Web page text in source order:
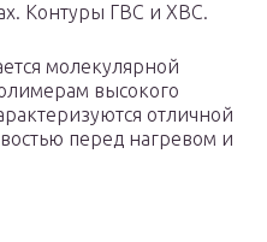
Контуры ГВС и ХВС.
молекулярной
высокого
отличной
перед нагревом и